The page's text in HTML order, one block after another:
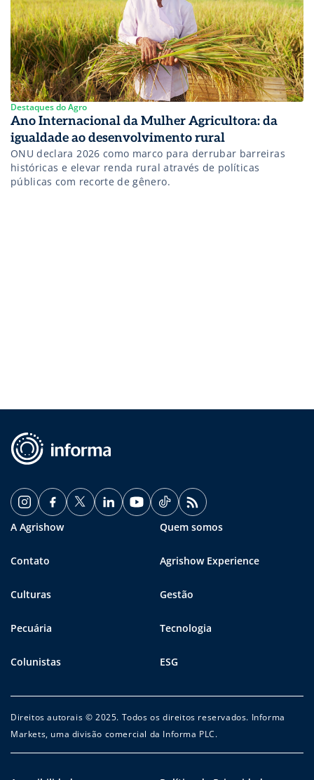
Destaques do Agro
Ano Internacional da Mulher Agricultora: da
igualdade ao desenvolvimento rural
ONU declara 2026 como marco para derrubar barreiras
históricas e elevar renda rural através de políticas
públicas com recorte de gênero.
A Agrishow Quem somos
Contato Agrishow Experience
Culturas Gestão
Pecuária Tecnologia
Colunistas ESG
Direitos autorais © 2025. Todos os direitos reservados. Informa
Markets, uma divisão comercial da Informa PLC.